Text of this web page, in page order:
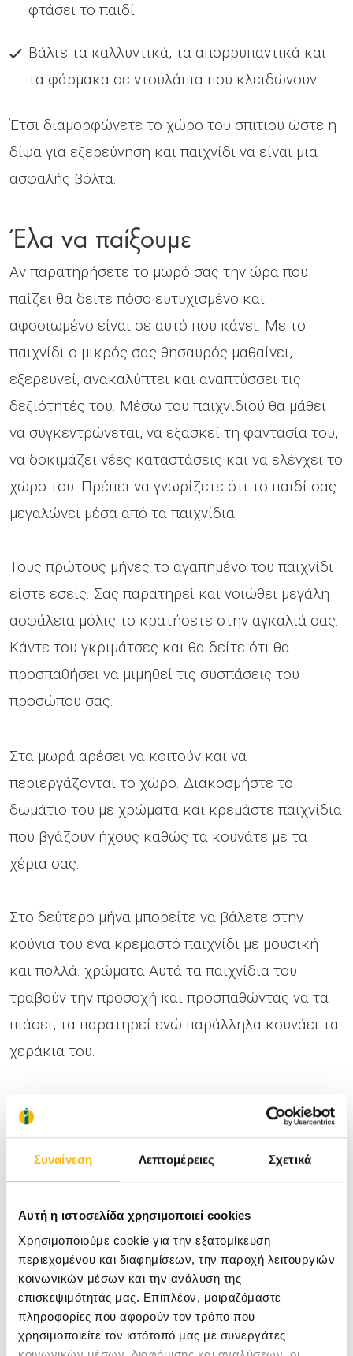
Συναίνεση Λεπτομέρειες Σχετικά
Αυτή η ιστοσελίδα χρησιμοποιεί cookies
Χρησιμοποιούμε cookie για την εξατομίκευση
περιεχομένου και διαφημίσεων, την παροχή λειτουργιών
κοινωνικών μέσων και την ανάλυση της
επισκεψιμότητάς μας. Επιπλέον, μοιραζόμαστε
πληροφορίες που αφορούν τον τρόπο που
χρησιμοποιείτε τον ιστότοπό μας με συνεργάτες
φτάσει το παιδί.
Βάλτε τα καλλυντικά, τα απορρυπαντικά και
τα φάρμακα σε ντουλάπια που κλειδώνουν.
Έτσι διαμορφώνετε το χώρο του σπιτιού ώστε η
δίψα για εξερεύνηση και παιχνίδι να είναι μια
ασφαλής βόλτα.
Έλα να παίξουμε
Αν παρατηρήσετε το μωρό σας την ώρα που
παίζει θα δείτε πόσο ευτυχισμένο και
αφοσιωμένο είναι σε αυτό που κάνει. Με το
παιχνίδι ο μικρός σας θησαυρός μαθαίνει,
εξερευνεί, ανακαλύπτει και αναπτύσσει τις
δεξιότητές του. Μέσω του παιχνιδιού θα μάθει
να συγκεντρώνεται, να εξασκεί τη φαντασία του,
να δοκιμάζει νέες καταστάσεις και να ελέγχει το
χώρο του. Πρέπει να γνωρίζετε ότι το παιδί σας
μεγαλώνει μέσα από τα παιχνίδια.
Τους πρώτους μήνες το αγαπημένο του παιχνίδι
είστε εσείς. Σας παρατηρεί και νοιώθει μεγάλη
ασφάλεια μόλις το κρατήσετε στην αγκαλιά σας.
Κάντε του γκριμάτσες και θα δείτε ότι θα
προσπαθήσει να μιμηθεί τις συσπάσεις του
προσώπου σας.
Στα μωρά αρέσει να κοιτούν και να
περιεργάζονται το χώρο. Διακοσμήστε το
δωμάτιο του με χρώματα και κρεμάστε παιχνίδια
που βγάζουν ήχους καθώς τα κουνάτε με τα
χέρια σας.
Στο δεύτερο μήνα μπορείτε να βάλετε στην
κούνια του ένα κρεμαστό παιχνίδι με μουσική
και πολλά. χρώματα Αυτά τα παιχνίδια του
τραβούν την προσοχή και προσπαθώντας να τα
πιάσει, τα παρατηρεί ενώ παράλληλα κουνάει τα
χεράκια του.
Για τους πρώτους μήνες προτιμήστε να του
χαρίσετε πάνινα κουκλάκια, πάνινες μικρές
μπάλες, κουδουνίστρες αλλά και κρίκους για τα
δοντάκια που αρχίζουν να βγαίνουν.
Καθώς μεγαλώνει, αρχίζει να καταλαβαίνει τη
σχέση αιτίας και αποτελέσματος. Έτσι τώρα
πιάνει, ζουλάει, δαγκώνει και πετάει κάτω το
παιχνίδι για να δει τι θα συμβεί. Δώστε στο παιδί
σας διασκεδαστικά και επιμορφωτικά παιχνίδια
κατάλληλα για την ηλικία του που θα το